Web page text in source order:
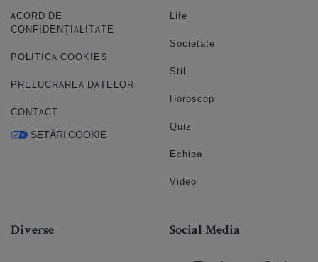
ACORD DE
CONFIDENȚIALITATE
POLITICA COOKIES
PRELUCRAREA DATELOR
CONTACT
SETĂRI COOKIE
Life
Societate
Stil
Horoscop
Quiz
Echipa
Video
Diverse Social Media